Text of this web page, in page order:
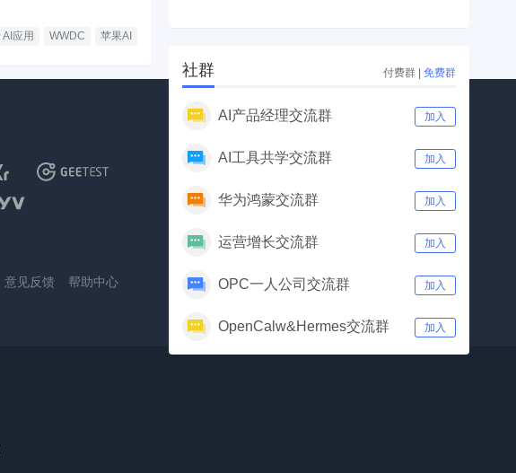
AI应用 WWDC 苹果AI
社群 付费群 | 免费群
AI产品经理交流群 加入
AI工具共学交流群 加入
华为鸿蒙交流群 加入
运营增长交流群 加入
OPC一人公司交流群 加入
OpenCalw&Hermes交流群 加入
意见反馈 帮助中心